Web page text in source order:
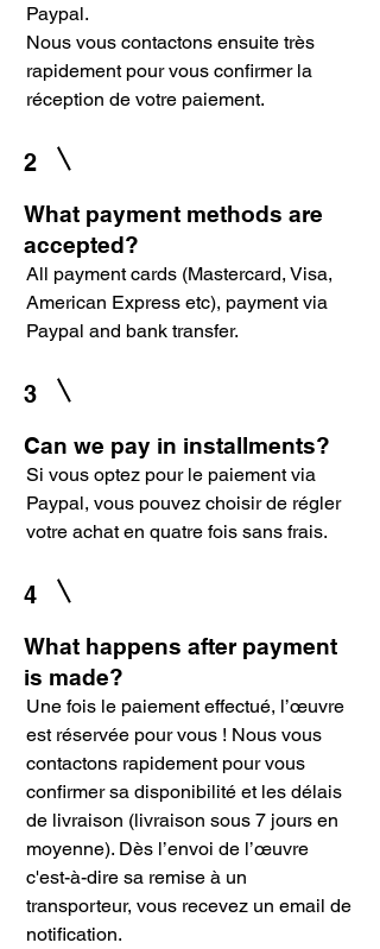
Paypal.
Nous vous contactons ensuite très
rapidement pour vous confirmer la
réception de votre paiement.
2
What payment methods are
accepted?
All payment cards (Mastercard, Visa,
American Express etc), payment via
Paypal and bank transfer.
3
Can we pay in installments?
Si vous optez pour le paiement via
Paypal, vous pouvez choisir de régler
votre achat en quatre fois sans frais.
4
What happens after payment
is made?
Une fois le paiement effectué, l’œuvre
est réservée pour vous ! Nous vous
contactons rapidement pour vous
confirmer sa disponibilité et les délais
de livraison (livraison sous 7 jours en
moyenne). Dès l’envoi de l’œuvre
c'est-à-dire sa remise à un
transporteur, vous recevez un email de
notification.